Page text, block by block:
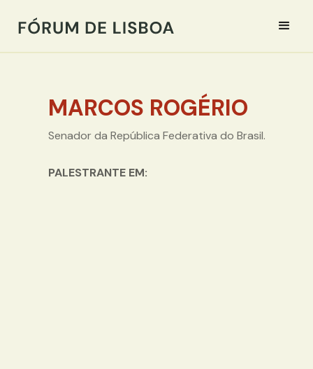
MARCOS ROGÉRIO
Senador da República Federativa do Brasil.
PALESTRANTE EM: